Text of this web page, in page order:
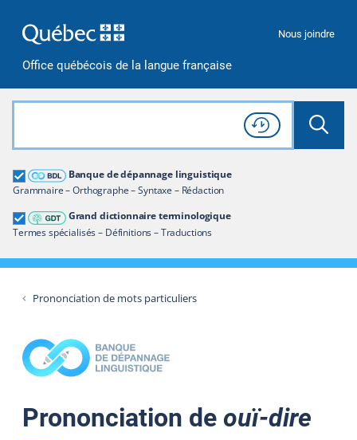
Office québécois de la langue française
Nous joindre
Rechercher dans tout le site
Lancer
Consulter l'
Historique
de recherche
Banque de dépannage linguistique
Grammaire – Orthographe – Syntaxe – Rédaction
Grand dictionnaire terminologique
Termes spécialisés – Définitions – Traductions
Grand dictionnaire terminologique
Restreindre aux termes
Prononciation de mots particuliers
Prononciation de ouï-dire